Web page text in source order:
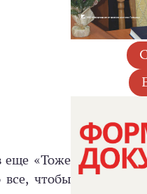
еще «Тоже
чтобы